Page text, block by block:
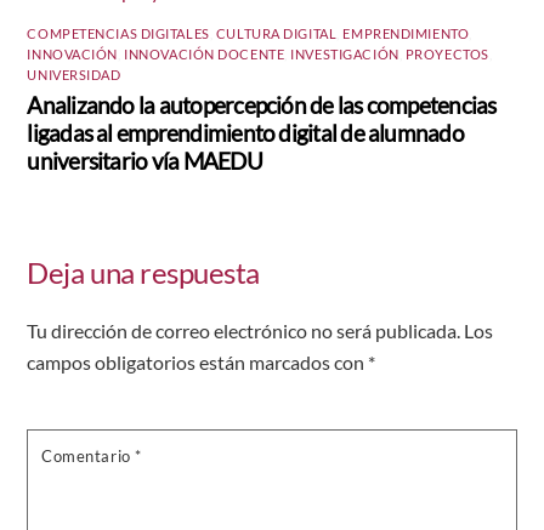
COMPETENCIAS DIGITALES CULTURA DIGITAL EMPRENDIMIENTO
INNOVACIÓN INNOVACIÓN DOCENTE INVESTIGACIÓN PROYECTOS
UNIVERSIDAD
Analizando la autopercepción de las competencias
ligadas al emprendimiento digital de alumnado
universitario vía MAEDU
Deja una respuesta
Tu dirección de correo electrónico no será publicada. Los
campos obligatorios están marcados con *
Comentario *